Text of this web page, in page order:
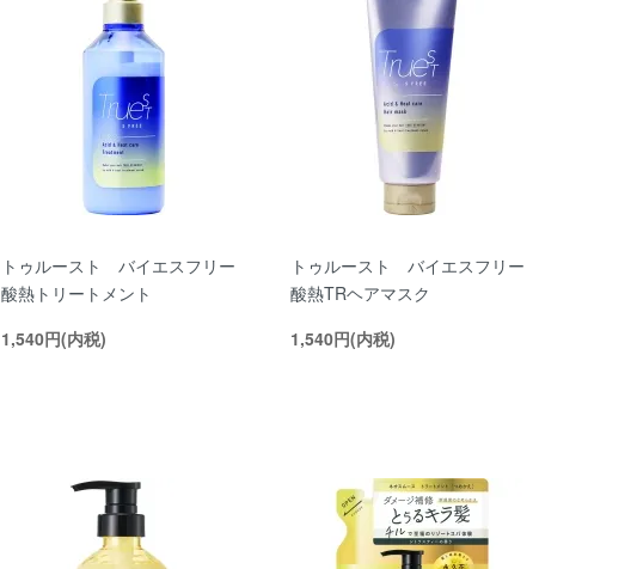
トゥルースト バイエスフリー
酸熱トリートメント
1,540円(内税)
トゥルースト バイエスフリー
酸熱TRヘアマスク
1,540円(内税)